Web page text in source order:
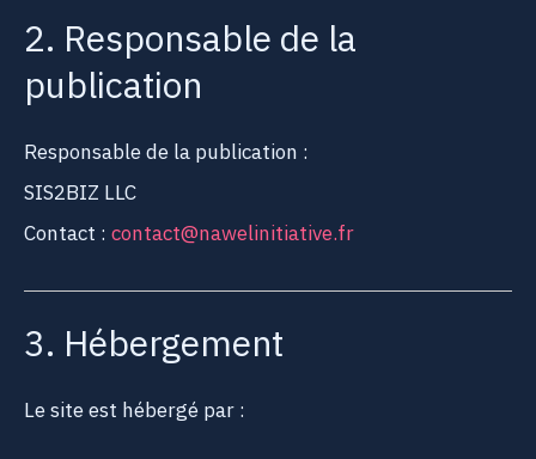
2. Responsable de la
publication
Responsable de la publication :
SIS2BIZ LLC
Contact : contact@nawelinitiative.fr
3. Hébergement
Le site est hébergé par :